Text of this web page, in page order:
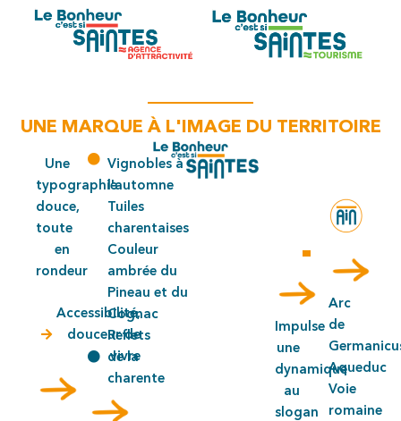
UNE MARQUE À L'IMAGE DU TERRITOIRE
Une
typographie
douce,
toute
en
rondeur
Accessibilité,
douceur de
vivre
Reflets
de la
charente
Vignobles à
l'automne
Tuiles
charentaises
Couleur
ambrée du
Pineau et du
Cognac
Impulse
une
dynamique
au
slogan
Arc
de
Aqueduc
Voie
romaine